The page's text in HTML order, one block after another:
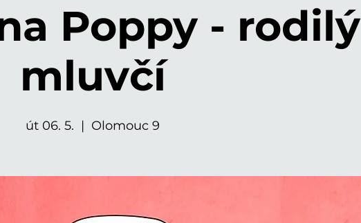
Poppy - rodilý
mluvčí
út 06. 5.
  |
Olomouc 9